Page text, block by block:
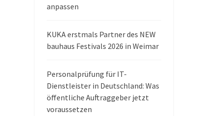
anpassen
KUKA erstmals Partner des NEW
bauhaus Festivals 2026 in Weimar
Personalprüfung für IT-
Dienstleister in Deutschland: Was
öffentliche Auftraggeber jetzt
voraussetzen